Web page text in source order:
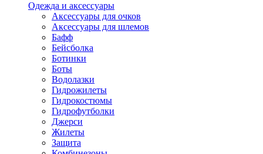
Одежда и аксессуары
Аксессуары для очков
Аксессуары для шлемов
Бафф
Бейсболка
Ботинки
Боты
Водолазки
Гидрожилеты
Гидрокостюмы
Гидрофутболки
Джерси
Жилеты
Защита